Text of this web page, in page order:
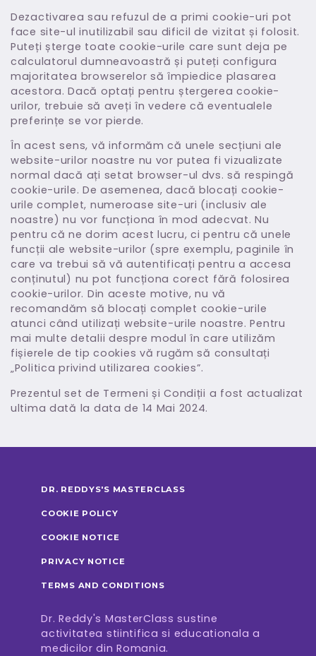
Dezactivarea sau refuzul de a primi cookie-uri pot
face site-ul inutilizabil sau dificil de vizitat și folosit.
Puteți șterge toate cookie-urile care sunt deja pe
calculatorul dumneavoastră și puteți configura
majoritatea browserelor să împiedice plasarea
acestora. Dacă optați pentru ștergerea cookie-
urilor, trebuie să aveți în vedere că eventualele
preferințe se vor pierde.
În acest sens, vă informăm că unele secțiuni ale
website-urilor noastre nu vor putea fi vizualizate
normal dacă ați setat browser-ul dvs. să respingă
cookie-urile. De asemenea, dacă blocați cookie-
urile complet, numeroase site-uri (inclusiv ale
noastre) nu vor funcționa în mod adecvat. Nu
pentru că ne dorim acest lucru, ci pentru că unele
funcții ale website-urilor (spre exemplu, paginile în
care va trebui să vă autentificați pentru a accesa
conținutul) nu pot funcționa corect fără folosirea
cookie-urilor. Din aceste motive, nu vă
recomandăm să blocați complet cookie-urile
atunci când utilizați website-urile noastre. Pentru
mai multe detalii despre modul în care utilizăm
fișierele de tip cookies vă rugăm să consultați
„Politica privind utilizarea cookies”.
Prezentul set de Termeni și Condiții a fost actualizat
ultima dată la data de 14 Mai 2024.
DR. REDDYS'S MASTERCLASS
COOKIE POLICY
COOKIE NOTICE
PRIVACY NOTICE
TERMS AND CONDITIONS
Dr. Reddy's MasterClass sustine
activitatea stiintifica si educationala a
medicilor din Romania.